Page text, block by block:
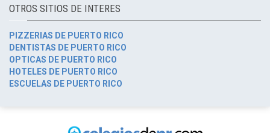
OTROS SITIOS DE INTERES
PIZZERIAS DE PUERTO RICO
DENTISTAS DE PUERTO RICO
OPTICAS DE PUERTO RICO
HOTELES DE PUERTO RICO
ESCUELAS DE PUERTO RICO